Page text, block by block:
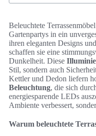
Beleuchtete
Gartenpartys in ein
ihren eleganten Designs
schaffen sie eine
Dunkelheit. Diese
Stil, sondern auch
Kettler und Dedon liefern
Beleuchtung, die sich
energiesparende LEDs
Ambiente verbessert,
Warum beleuchtete